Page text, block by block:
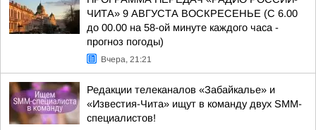
ЧИТА» 9 АВГУСТА ВОСКРЕСЕНЬЕ (С 6.00
до 00.00 на 58-ой минуте каждого часа -
прогноз погоды)
Вчера, 21:21
Редакции телеканалов «Забайкалье» и
«Известия-Чита» ищут в команду двух SMM-
специалистов!